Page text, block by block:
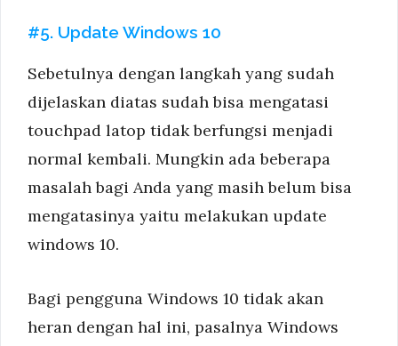
#5. Update Windows 10
Sebetulnya dengan langkah yang sudah
dijelaskan diatas sudah bisa mengatasi
touchpad latop tidak berfungsi menjadi
normal kembali. Mungkin ada beberapa
masalah bagi Anda yang masih belum bisa
mengatasinya yaitu melakukan update
windows 10.
Bagi pengguna Windows 10 tidak akan
heran dengan hal ini, pasalnya Windows